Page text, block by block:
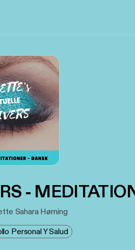
-
Sahara Hørning
Personal Y Salud